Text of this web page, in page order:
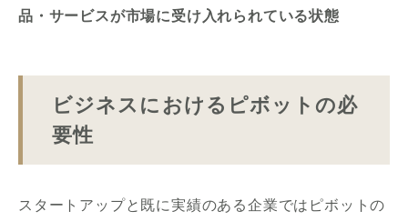
品・サービスが市場に受け入れられている状態
ビジネスにおけるピボットの必
要性
スタートアップと既に実績のある企業ではピボットの